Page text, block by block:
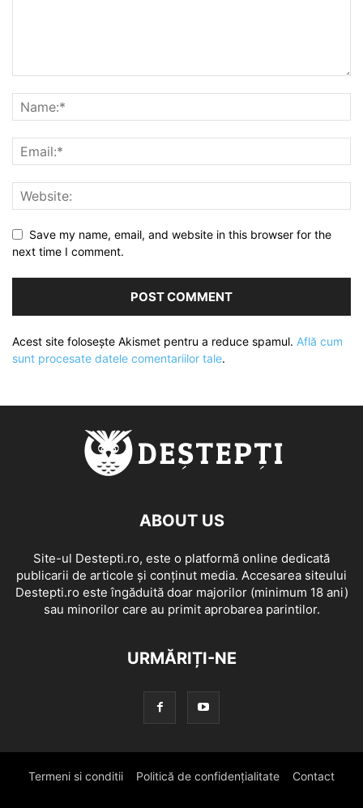
Save my name, email, and website in this browser for the
next time I comment.
Acest site folosește Akismet pentru a reduce spamul. Află cum
sunt procesate datele comentariilor tale.
ABOUT US
Site-ul Destepti.ro, este o platformă online dedicată
publicarii de articole și conținut media. Accesarea siteului
Destepti.ro este îngăduită doar majorilor (minimum 18 ani)
sau minorilor care au primit aprobarea parintilor.
URMĂRIȚI-NE
Termeni si conditii Politică de confidențialitate Contact